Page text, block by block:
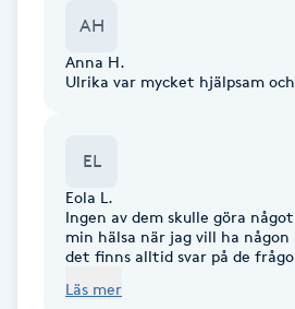
Fotsvamp
Fransar
Fransborttagning
AH
Anna H.
Ulrika var mycket hjälpsam
EL
Eola L.
Ingen av dem skulle göra
min hälsa när jag vill ha någon
det finns alltid svar på de
är också så mysigt att sitta i
Läs mer